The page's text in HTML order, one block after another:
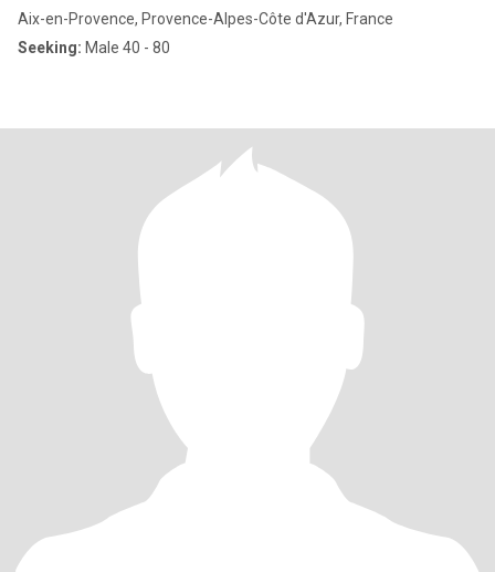
Aix-en-Provence, Provence-Alpes-Côte d'Azur, France
Seeking: Male 40 - 80